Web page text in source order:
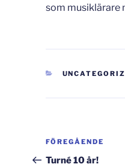
som musiklärare
KATEGORIER
Föregående
inlägg
FÖREGÅENDE
Turné 10 år!